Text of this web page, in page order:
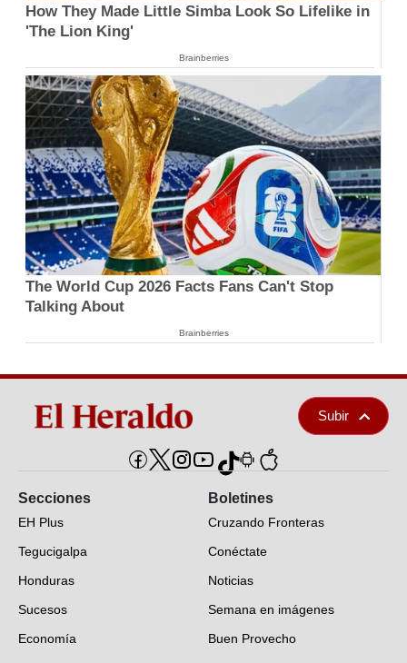
How They Made Little Simba Look So Lifelike in
'The Lion King'
Brainberries
The World Cup 2026 Facts Fans Can't Stop
Talking About
Brainberries
Subir
Secciones
EH Plus
Tegucigalpa
Honduras
Sucesos
Economía
Boletines
Cruzando Fronteras
Conéctate
Noticias
Semana en imágenes
Buen Provecho